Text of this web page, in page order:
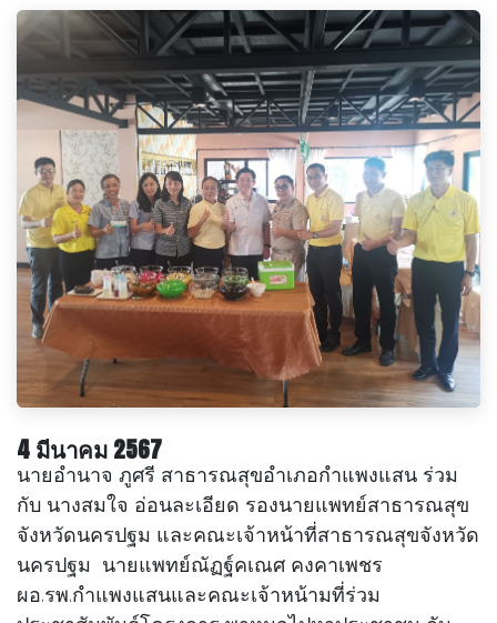
4​ มีนาคม​ 2567
นายอำนาจ​ ภู​ศรี​ สาธารณสุขอำเภอกำแพงแสน​ ร่วม
กับ​ นางสมใจ​ อ่อนละเอียด​ รองนายแพทย์​สาธารณสุข​
จังหวัดนครปฐม​ และคณะเจ้าหน้าที่สาธารณสุขจังหวัด
นครปฐม​ นายแพทย์ณัฏฐ์คเณศ​ คงคาเพชร​
ผอ.รพ.กำแพงแสนและคณะ​เจ้าหน้ามที่ร่วม